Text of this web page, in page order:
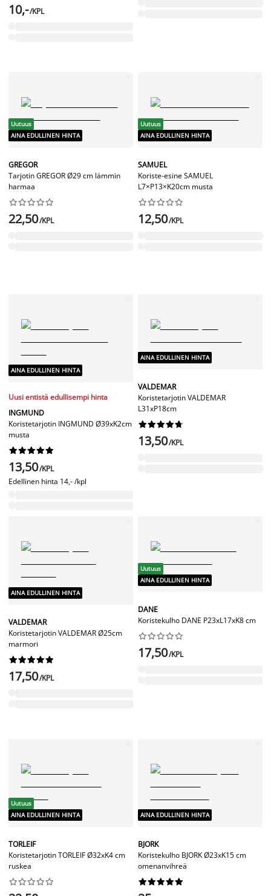
10,-/KPL
Uutuus
AINA EDULLINEN HINTA
GREGOR
Tarjotin GREGOR Ø29 cm lämmin
harmaa






22,50/KPL
Uutuus
AINA EDULLINEN HINTA
SAMUEL
Koriste-esine SAMUEL
L7×P13×K20cm musta






12,50/KPL
AINA EDULLINEN HINTA
Uusi entistä edullisempi hinta
INGMUND
Koristetarjotin INGMUND Ø39xK2cm
musta






13,50/KPL
Edellinen hinta 14,- /kpl
AINA EDULLINEN HINTA
VALDEMAR
Koristetarjotin VALDEMAR
L31xP18cm






13,50/KPL
AINA EDULLINEN HINTA
VALDEMAR
Koristetarjotin VALDEMAR Ø25cm
marmori






17,50/KPL
Uutuus
AINA EDULLINEN HINTA
DANE
Koristekulho DANE P23xL17xK8 cm






17,50/KPL
Uutuus
AINA EDULLINEN HINTA
TORLEIF
Koristetarjotin TORLEIF Ø32xK4 cm
ruskea






AINA EDULLINEN HINTA
BJORK
Koristekulho BJORK Ø23xK15 cm
omenanvihreä





